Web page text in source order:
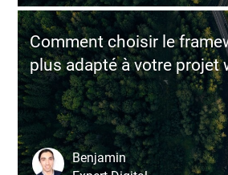
Comment choisir le
plus adapté à votre projet
Benjamin